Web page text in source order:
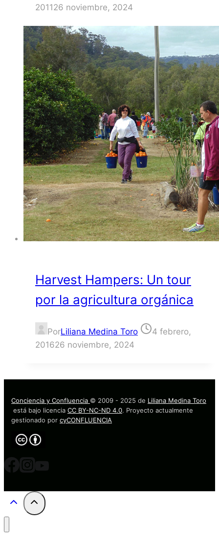
201126 noviembre, 2024
Harvest Hampers: Un tour
por la agricultura orgánica
PorLiliana Medina Toro
4 febrero,
201626 noviembre, 2024
Conciencia y Confluencia © 2009 - 2025 de Liliana Medina Toro
está bajo licencia CC BY-NC-ND 4.0. Proyecto actualmente
gestionado por cyCONFLUENCIA